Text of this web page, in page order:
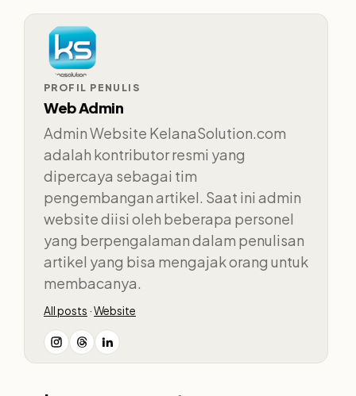
PROFIL PENULIS
Web Admin
Admin Website KelanaSolution.com
adalah kontributor resmi yang
dipercaya sebagai tim
pengembangan artikel. Saat ini admin
website diisi oleh beberapa personel
yang berpengalaman dalam penulisan
artikel yang bisa mengajak orang untuk
membacanya.
All posts ·Website